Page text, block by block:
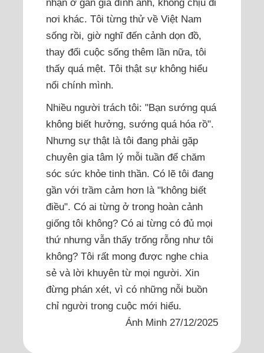
nhận ở gần gia đình anh, không chịu đi
nơi khác. Tôi từng thử về Việt Nam
sống rồi, giờ nghĩ đến cảnh dọn đồ,
thay đổi cuộc sống thêm lần nữa, tôi
thấy quá mệt. Tôi thật sự không hiểu
nổi chính mình.
Nhiều người trách tôi: "Bạn sướng quá
không biết hưởng, sướng quá hóa rồ".
Nhưng sự thật là tôi đang phải gặp
chuyên gia tâm lý mỗi tuần để chăm
sóc sức khỏe tinh thần. Có lẽ tôi đang
gần với trầm cảm hơn là "không biết
điều". Có ai từng ở trong hoàn cảnh
giống tôi không? Có ai từng có đủ mọi
thứ nhưng vẫn thấy trống rỗng như tôi
không? Tôi rất mong được nghe chia
sẻ và lời khuyên từ mọi người. Xin
đừng phán xét, vì có những nỗi buồn
chỉ người trong cuộc mới hiểu.
Ánh Minh 27/12/2025